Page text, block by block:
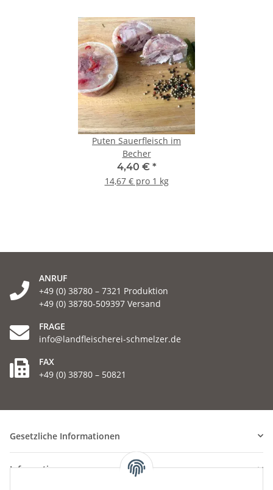
Puten Sauerfleisch im
Becher
4,40 € *
14,67 € pro 1 kg
ANRUF
+49 (0) 38780 – 7321 Produktion
+49 (0) 38780-509397 Versand
FRAGE
info@landfleischerei-schmelzer.de
FAX
+49 (0) 38780 – 50821
Gesetzliche Informationen
Informationen